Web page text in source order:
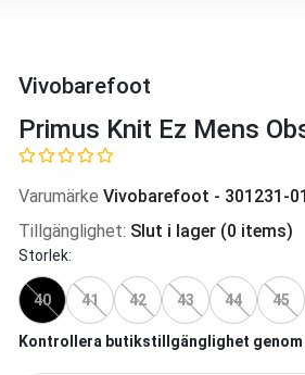
Vivobarefoot
Primus Knit Ez Mens
Varumärke Vivobarefoot - 301231-01
Tillgänglighet: Slut i lager (0 items)
Storlek:
40 41 42 43 44 45
Kontrollera butikstillgänglighet